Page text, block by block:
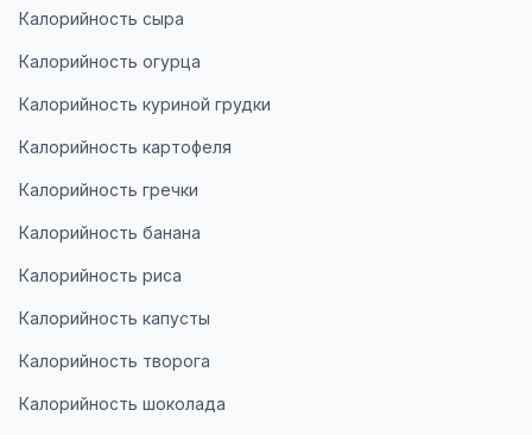
Калорийность сыра
Калорийность огурца
Калорийность куриной грудки
Калорийность картофеля
Калорийность гречки
Калорийность банана
Калорийность риса
Калорийность капусты
Калорийность творога
Калорийность шоколада